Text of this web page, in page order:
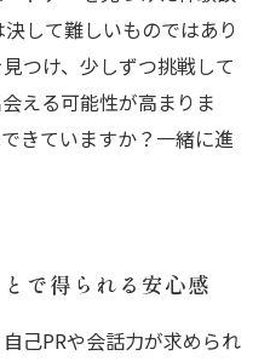
して難しいものではあり
つけ、少しずつ挑戦して
える可能性が高まりま
きていますか？一緒に進
で得られる安心感
己PRや会話力が求められ